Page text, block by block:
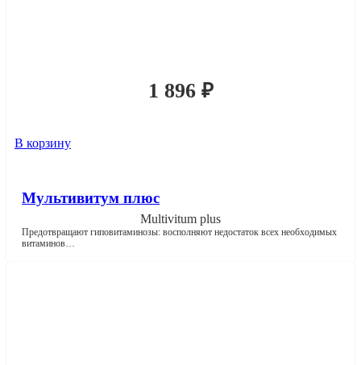
1 896 ₽
В корзину
Мультивитум плюс
Multivitum plus
Предотвращают гиповитаминозы: восполняют недостаток всех необходимых
витаминов…